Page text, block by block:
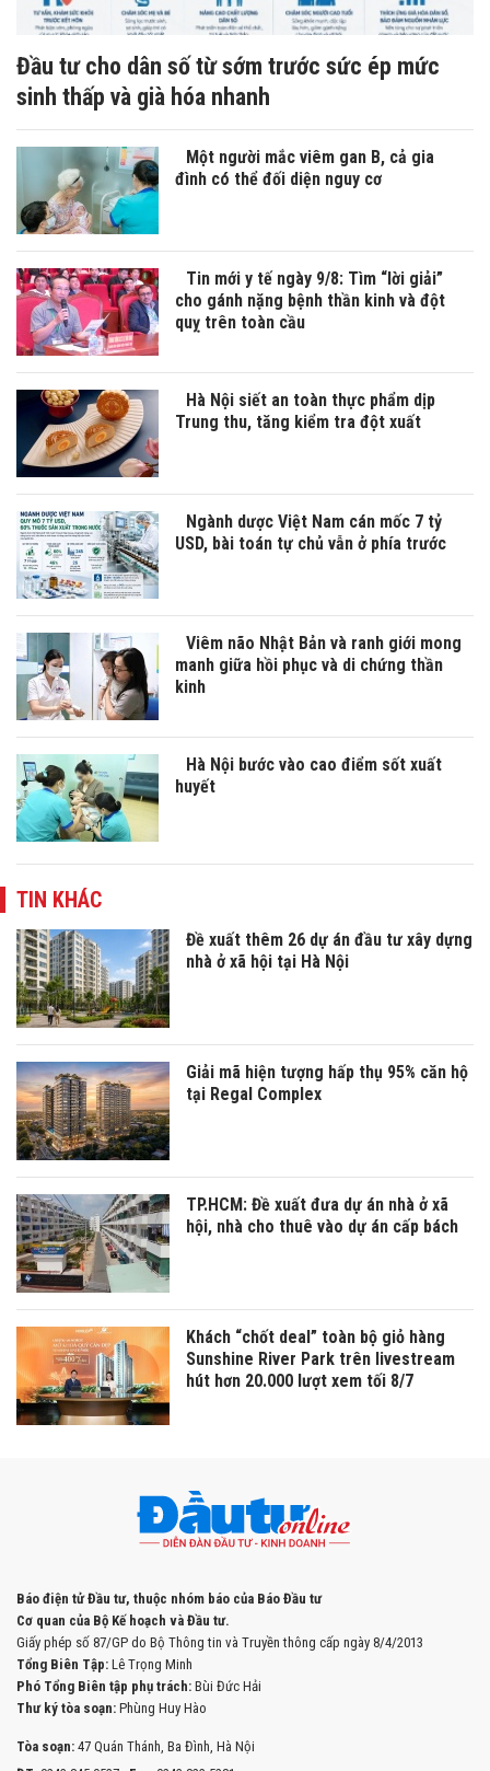
Đầu tư cho dân số từ sớm trước sức ép mức
sinh thấp và già hóa nhanh
Một người mắc viêm gan B, cả gia
đình có thể đối diện nguy cơ
Tin mới y tế ngày 9/8: Tìm “lời giải”
cho gánh nặng bệnh thần kinh và đột
quỵ trên toàn cầu
Hà Nội siết an toàn thực phẩm dịp
Trung thu, tăng kiểm tra đột xuất
Ngành dược Việt Nam cán mốc 7 tỷ
USD, bài toán tự chủ vẫn ở phía trước
Viêm não Nhật Bản và ranh giới mong
manh giữa hồi phục và di chứng thần
kinh
Hà Nội bước vào cao điểm sốt xuất
huyết
TIN KHÁC
Đề xuất thêm 26 dự án đầu tư xây dựng
nhà ở xã hội tại Hà Nội
Giải mã hiện tượng hấp thụ 95% căn hộ
tại Regal Complex
TP.HCM: Đề xuất đưa dự án nhà ở xã
hội, nhà cho thuê vào dự án cấp bách
Khách “chốt deal” toàn bộ giỏ hàng
Sunshine River Park trên livestream
hút hơn 20.000 lượt xem tối 8/7
Báo điện tử Đầu tư, thuộc nhóm báo của Báo Đầu tư
Cơ quan của Bộ Kế hoạch và Đầu tư.
Giấy phép số 87/GP do Bộ Thông tin và Truyền thông cấp ngày 8/4/2013
Tổng Biên Tập: Lê Trọng Minh
Phó Tổng Biên tập phụ trách: Bùi Đức Hải
Thư ký tòa soạn: Phùng Huy Hào
Tòa soạn: 47 Quán Thánh, Ba Đình, Hà Nội